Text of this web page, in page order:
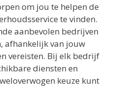
om jou te helpen de
te vinden.
aanbevolen bedrijven
afhankelijk van jouw
vereisten. Bij elk bedrijf
diensten en
keuze kunt